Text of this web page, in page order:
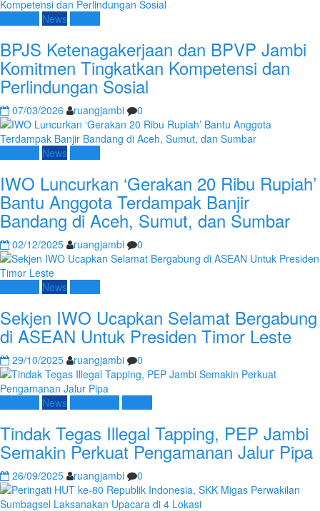
News
BPJS Ketenagakerjaan dan BPVP Jambi
Komitmen Tingkatkan Kompetensi dan
Perlindungan Sosial
07/03/2026 ruangjambi 0
News
IWO Luncurkan ‘Gerakan 20 Ribu Rupiah’
Bantu Anggota Terdampak Banjir
Bandang di Aceh, Sumut, dan Sumbar
02/12/2025 ruangjambi 0
News
Sekjen IWO Ucapkan Selamat Bergabung
di ASEAN Untuk Presiden Timor Leste
29/10/2025 ruangjambi 0
News
Tindak Tegas Illegal Tapping, PEP Jambi
Semakin Perkuat Pengamanan Jalur Pipa
26/09/2025 ruangjambi 0